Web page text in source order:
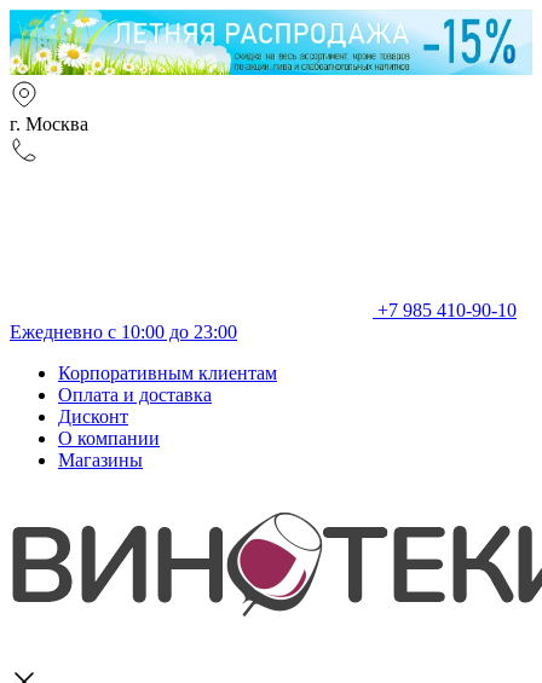
г. Москва
+7 985 410-90-10
Ежедневно с 10:00 до 23:00
Корпоративным клиентам
Оплата и доставка
Дисконт
О компании
Магазины